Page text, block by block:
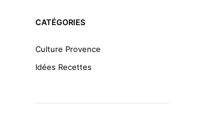
CATÉGORIES
Culture Provence
Idées Recettes